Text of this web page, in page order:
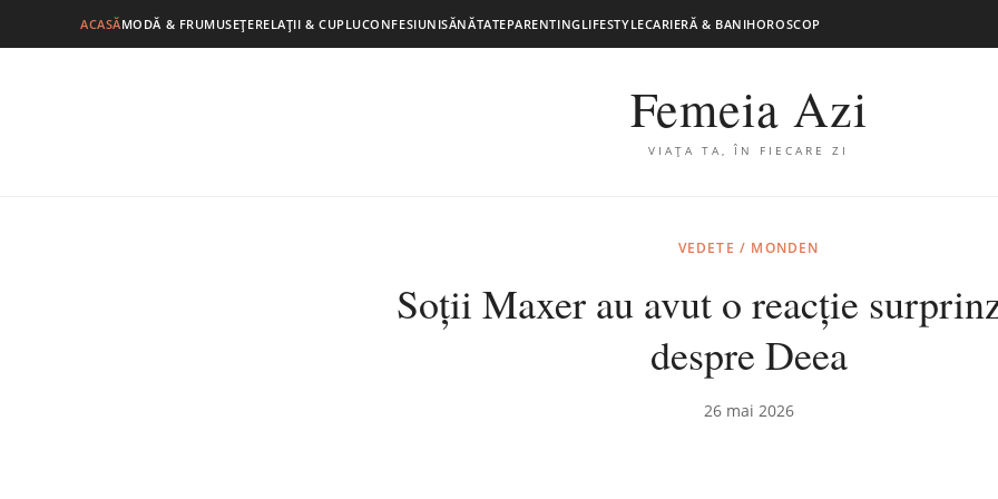
ACASĂMODĂ & FRUMUSEȚERELAȚII & CUPLUCONFESIUNISĂNĂTATEPARENTINGLIFESTYLECARIERĂ & BANIHOROSCOP
Femeia Azi
VIAȚA TA, ÎN FIECARE ZI
VEDETE / MONDEN
Soții Maxer au avut o reacție
despre Deea
26 mai 2026